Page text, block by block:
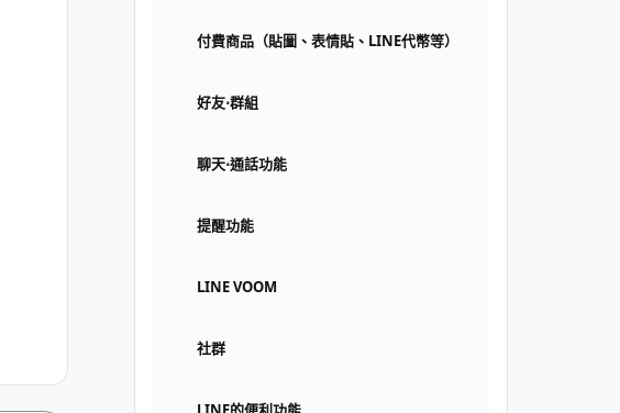
付費商品（貼圖、表情貼、LINE代幣等）
好友⋅群組
聊天⋅通話功能
提醒功能
LINE VOOM
社群